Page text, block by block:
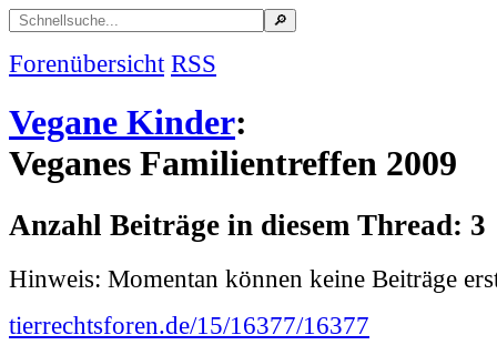
Forenübersicht RSS
Vegane Kinder:
Veganes Familientreffen 2009
Anzahl Beiträge in diesem Thread: 3
Hinweis: Momentan können keine Beiträge
tierrechtsforen.de/15/16377/16377